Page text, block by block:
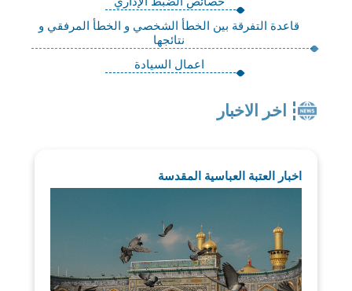
قاعدة التفرقة بين الخطأ الشخصي و الخطأ المرفقي و
نتائجها
اعمال السيادة
اخر الاخبار
اخبار العتبة العباسية المقدسة